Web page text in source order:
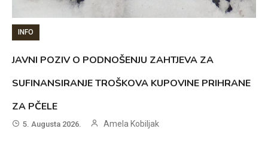
INFO
JAVNI POZIV O PODNOŠENJU ZAHTJEVA ZA
SUFINANSIRANJE TROŠKOVA KUPOVINE PRIHRANE
ZA PČELE
5. Augusta 2026. Amela Kobiljak